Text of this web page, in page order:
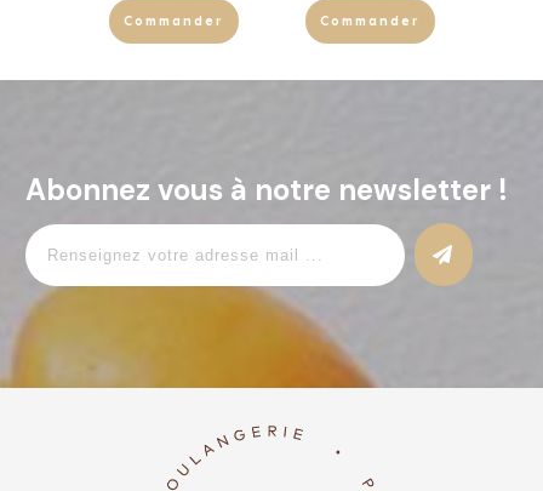
Commander Commander
Abonnez vous à notre newsletter !